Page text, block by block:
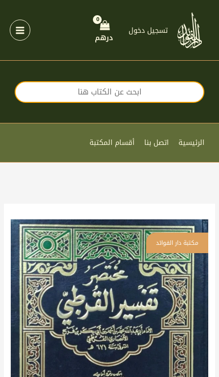
المحتوى
تسجيل دخول
درهم
الرئيسية اتصل بنا أقسام المكتبة